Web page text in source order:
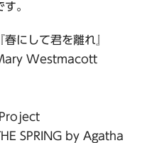
。
にして君を離れ』
Westmacott
SPRING by Agatha